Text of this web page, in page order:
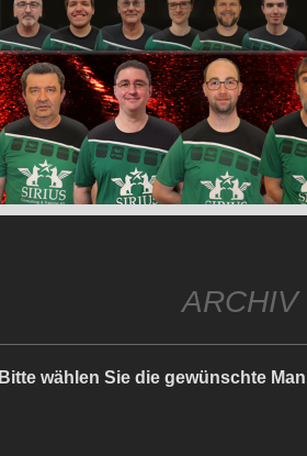
Bitte wählen Sie die gewünschte